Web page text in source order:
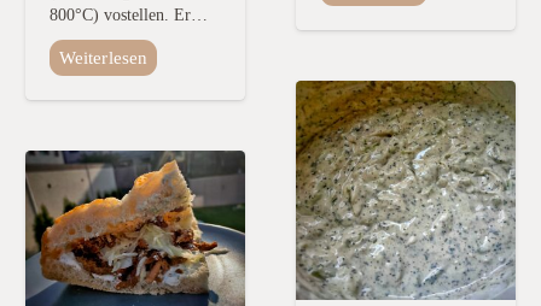
800°C) vostellen. Er…
Weiterlesen